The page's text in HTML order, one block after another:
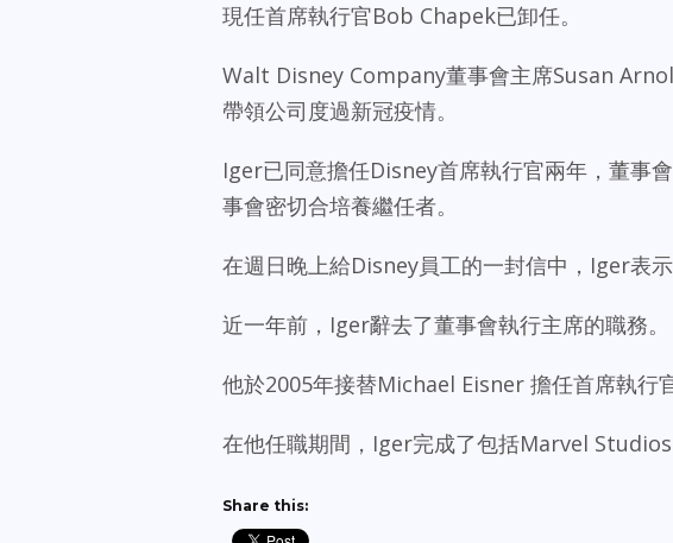
現任首席執行官Bob Chapek已卸任。
Walt Disney Company董事會主席Susan
帶領公司度過新冠疫情。
Iger已同意擔任Disney首席執行官兩年，董事
事會密切合培養繼任者。
在週日晚上給Disney員工的一封信中，Iger表
近一年前，Iger辭去了董事會執行主席的職務。
他於2005年接替Michael Eisner 擔任首席執行官
在他任職期間，Iger完成了包括Marvel
Share this: